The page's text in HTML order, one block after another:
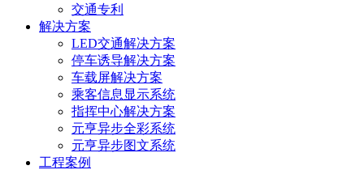
交通专利
解决方案
LED交通解决方案
停车诱导解决方案
车载屏解决方案
乘客信息显示系统
指挥中心解决方案
元亨异步全彩系统
元亨异步图文系统
工程案例